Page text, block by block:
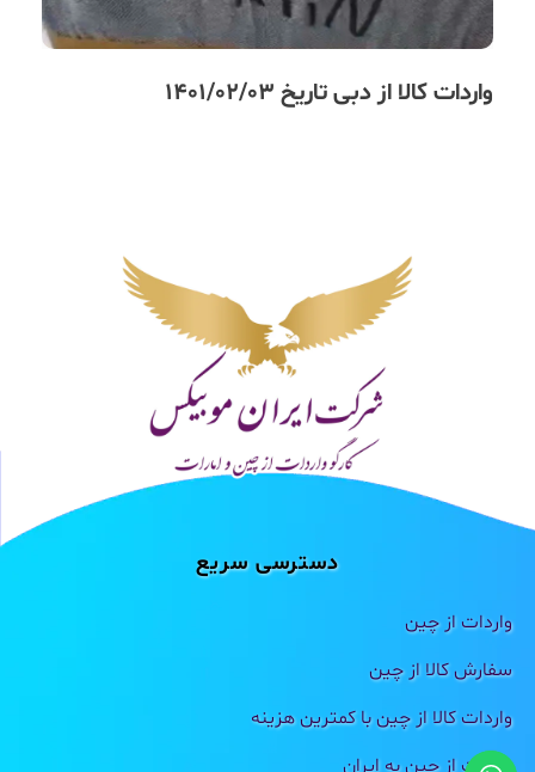
واردات کالا از دبی تاریخ 1401/02/03
دسترسی سریع
واردات از چین
سفارش کالا از چین
واردات کالا از چین با کمترین هزینه
واردات از چین به ایران